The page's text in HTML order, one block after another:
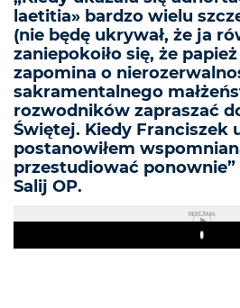
laetitia» bardzo wielu
(nie będę ukrywał, że ja
zaniepokoiło się, że
zapomina o
sakramentalnego
rozwodników zapraszać
Świętej. Kiedy Franciszek
postanowiłem
przestudiować ponownie”
Salij OP.
REKLAMA
Play